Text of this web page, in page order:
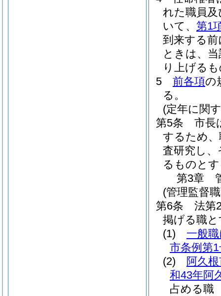
れた職員及
いて、 第1
到来する前
ときは、
り上げる
5
前各項の
る。
(定年に関
第5条
市長
するため
査研究し
るものと
第3章
(管理監督
第6条
法第
掲げる職
(1)
一般
市条例第
(2)
阿久
和43年阿
占める職